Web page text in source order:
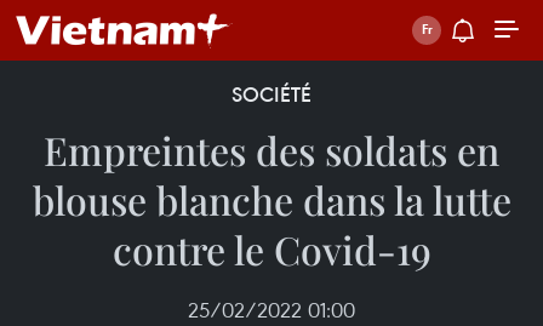
SOCIÉTÉ
Empreintes des soldats en
blouse blanche dans la lutte
contre le Covid-19
25/02/2022 01:00